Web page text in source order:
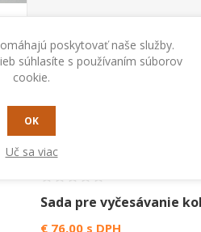
Sada pre vyčesávanie
€ 76,00 s DPH
poskytovať naše služby.
súhlasíte s používaním súborov
cookie.
OK
Uč sa viac